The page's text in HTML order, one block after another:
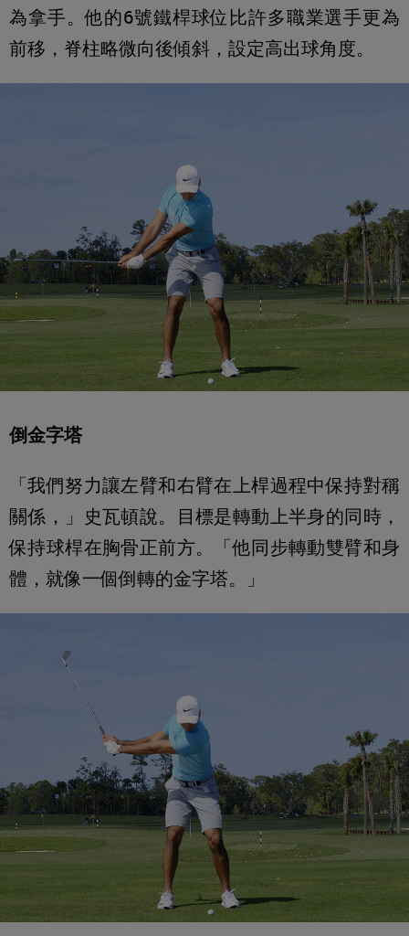
為拿手。他的6號鐵桿球位比許多職業選手更為
前移，脊柱略微向後傾斜，設定高出球角度。
倒金字塔
「我們努力讓左臂和右臂在上桿過程中保持對稱
關係，」史瓦頓說。目標是轉動上半身的同時，
保持球桿在胸骨正前方。「他同步轉動雙臂和身
體，就像一個倒轉的金字塔。」